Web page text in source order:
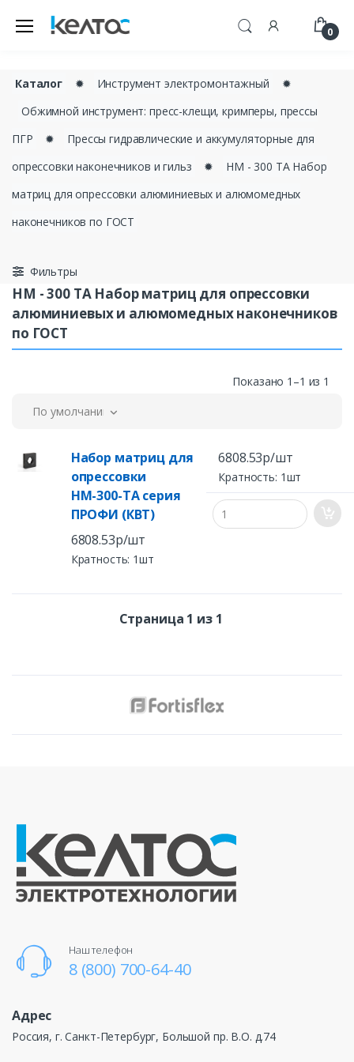
0
Каталог ✹ Инструмент электромонтажный
✹
Обжимной инструмент: пресс-клещи, кримперы, прессы
ПГР
✹
Прессы гидравлические и аккумуляторные для
опрессовки наконечников и гильз
✹
НМ - 300 ТА Набор
матриц для опрессовки алюминиевых и алюмомедных
наконечников по ГОСТ
Фильтры
НМ - 300 ТА Набор матриц для опрессовки
алюминиевых и алюмомедных наконечников
по ГОСТ
Показано 1–1 из 1
По умолчанию
Набор матриц для
опрессовки
НМ-300-ТА серия
ПРОФИ (КВТ)
6808.53р/шт
Кратность: 1шт
6808.53р/шт
Кратность: 1шт
Страница 1 из 1
Наш телефон
8 (800) 700-64-40
Адрес
Россия, г. Санкт-Петербург, Большой пр. В.О. д.74